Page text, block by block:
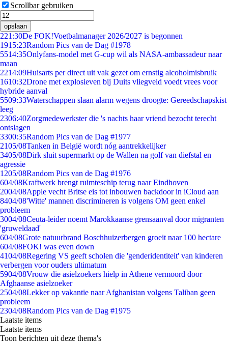
Scrollbar gebruiken
opslaan
221:30De FOK!Voetbalmanager 2026/2027 is begonnen
1915:23Random Pics van de Dag #1978
5514:35Onlyfans-model met G-cup wil als NASA-ambassadeur naar
maan
2214:09Huisarts per direct uit vak gezet om ernstig alcoholmisbruik
1610:32Drone met explosieven bij Duits vliegveld voedt vrees voor
hybride aanval
5509:33Waterschappen slaan alarm wegens droogte: Gereedschapskist
leeg
2306:40Zorgmedewerkster die 's nachts haar vriend bezocht terecht
ontslagen
3300:35Random Pics van de Dag #1977
2105/08Tanken in België wordt nóg aantrekkelijker
3405/08Dirk sluit supermarkt op de Wallen na golf van diefstal en
agressie
1205/08Random Pics van de Dag #1976
604/08Kraftwerk brengt ruimteschip terug naar Eindhoven
2004/08Apple vecht Britse eis tot inbouwen backdoor in iCloud aan
8404/08'Witte' mannen discrimineren is volgens OM geen enkel
probleem
3004/08Ceuta-leider noemt Marokkaanse grensaanval door migranten
'gruweldaad'
604/08Grote natuurbrand Boschhuizerbergen groeit naar 100 hectare
604/08FOK! was even down
4104/08Regering VS geeft scholen die 'genderidentiteit' van kinderen
verbergen voor ouders ultimatum
5904/08Vrouw die asielzoekers hielp in Athene vermoord door
Afghaanse asielzoeker
2504/08Lekker op vakantie naar Afghanistan volgens Taliban geen
probleem
2304/08Random Pics van de Dag #1975
Laatste items
Laatste items
Toon berichten uit deze thema's